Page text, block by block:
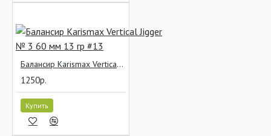
Балансир Karismax Vertical Jigger № 3 60 мм 13 гр #13
1250р.
Купить